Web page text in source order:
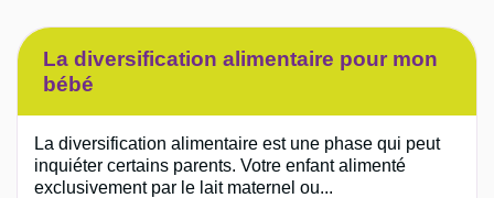
La diversification alimentaire pour mon
bébé
La diversification alimentaire est une phase qui peut
inquiéter certains parents. Votre enfant alimenté
exclusivement par le lait maternel ou...